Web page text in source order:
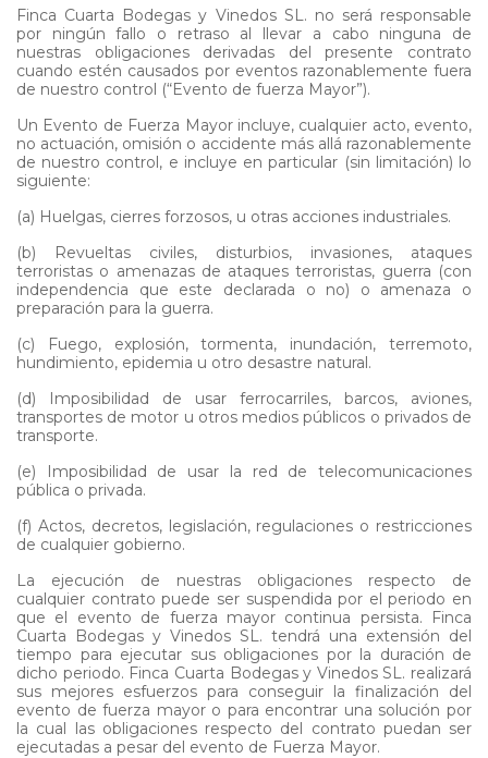
Finca Cuarta Bodegas y Vinedos SL. no será responsable
por ningún fallo o retraso al llevar a cabo ninguna de
nuestras obligaciones derivadas del presente contrato
cuando estén causados por eventos razonablemente fuera
de nuestro control (“Evento de fuerza Mayor”).
Un Evento de Fuerza Mayor incluye, cualquier acto, evento,
no actuación, omisión o accidente más allá razonablemente
de nuestro control, e incluye en particular (sin limitación) lo
siguiente:
(a) Huelgas, cierres forzosos, u otras acciones industriales.
(b) Revueltas civiles, disturbios, invasiones, ataques
terroristas o amenazas de ataques terroristas, guerra (con
independencia que este declarada o no) o amenaza o
preparación para la guerra.
(c) Fuego, explosión, tormenta, inundación, terremoto,
hundimiento, epidemia u otro desastre natural.
(d) Imposibilidad de usar ferrocarriles, barcos, aviones,
transportes de motor u otros medios públicos o privados de
transporte.
(e) Imposibilidad de usar la red de telecomunicaciones
pública o privada.
(f) Actos, decretos, legislación, regulaciones o restricciones
de cualquier gobierno.
La ejecución de nuestras obligaciones respecto de
cualquier contrato puede ser suspendida por el periodo en
que el evento de fuerza mayor continua persista. Finca
Cuarta Bodegas y Vinedos SL. tendrá una extensión del
tiempo para ejecutar sus obligaciones por la duración de
dicho periodo. Finca Cuarta Bodegas y Vinedos SL. realizará
sus mejores esfuerzos para conseguir la finalización del
evento de fuerza mayor o para encontrar una solución por
la cual las obligaciones respecto del contrato puedan ser
ejecutadas a pesar del evento de Fuerza Mayor.